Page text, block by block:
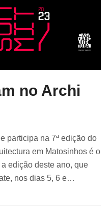
no Archi
participa na 7ª edição do
em Matosinhos é o
edição deste ano, que
nos dias 5, 6 e…